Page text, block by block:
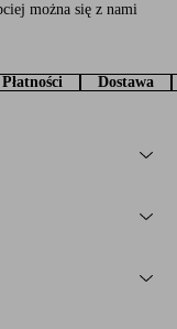
można się z nami
Płatności Dostawa